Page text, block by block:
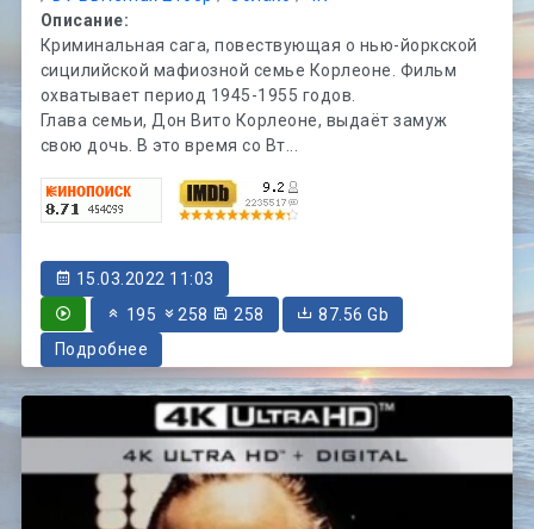
Описание:
Криминальная сага, повествующая о нью-йоркской
сицилийской мафиозной семье Корлеоне. Фильм
охватывает период 1945-1955 годов.
Глава семьи, Дон Вито Корлеоне, выдаёт замуж
свою дочь. В это время со Вт...
15.03.2022 11:03
195
258 258
87.56 Gb
Подробнее